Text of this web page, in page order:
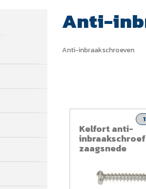
Anti-
Anti-inbraakschroeven
Kelfort anti-
zaagsnede